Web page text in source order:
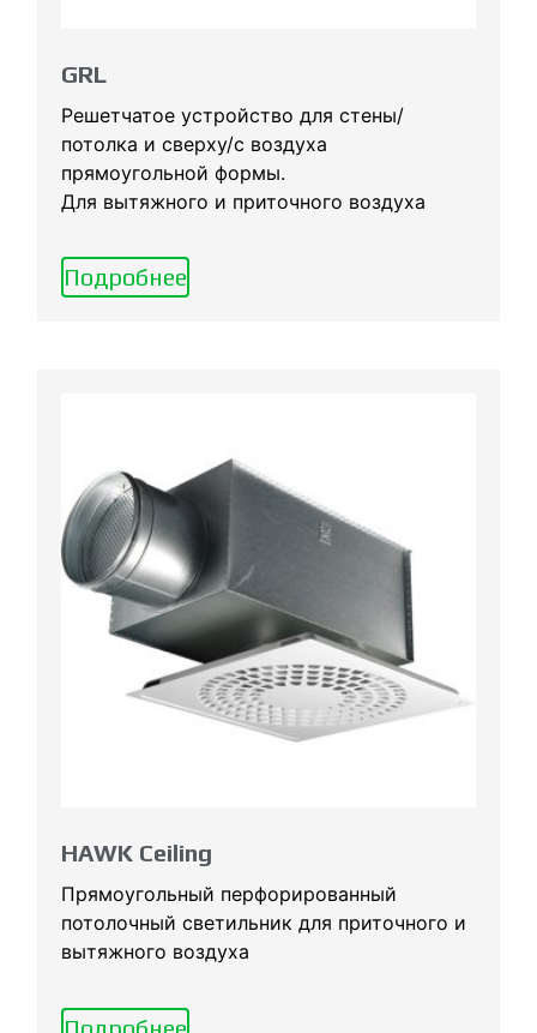
GRL
Решетчатое устройство для стены/
потолка и сверху/с воздуха
прямоугольной формы.
Для вытяжного и приточного воздуха
Подробнее
HAWK Ceiling
Прямоугольный перфорированный
потолочный светильник для приточного и
вытяжного воздуха
Подробнее